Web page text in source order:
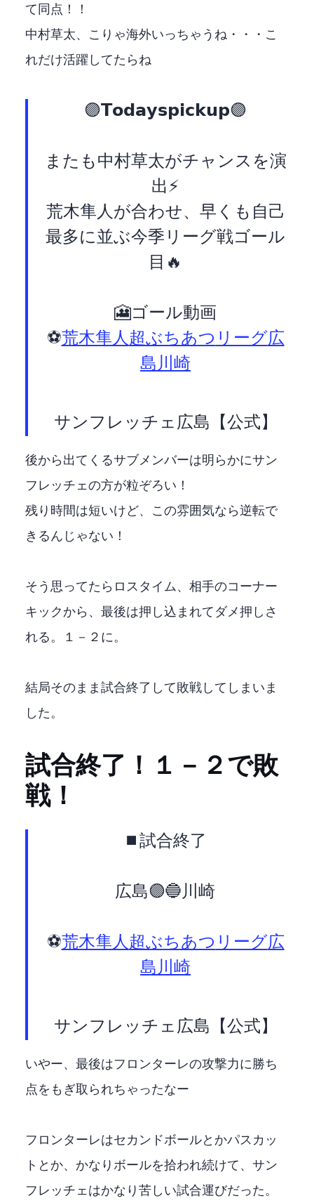
て同点！！
中村草太、こりゃ海外いっちゃうね・・・こ
れだけ活躍してたらね
🟣𝗧𝗼𝗱𝗮𝘆'𝘀 𝗽𝗶𝗰𝗸 𝘂𝗽🟣
またも中村草太がチャンスを演
出⚡️
荒木隼人が合わせ、早くも自己
最多に並ぶ今季リーグ戦3ゴール
目🔥
🎦ゴール動画
⚽️#荒木隼人 #超ぶちあつ #Jリーグ#広
島川崎F
— サンフレッチェ広島【公式】 (@sanfrecce_SFC)
後から出てくるサブメンバーは明らかにサン
フレッチェの方が粒ぞろい！
残り時間は短いけど、この雰囲気なら逆転で
きるんじゃない！
そう思ってたらロスタイム、相手のコーナー
キックから、最後は押し込まれてダメ押しさ
れる。１－２に。
結局そのまま試合終了して敗戦してしまいま
した。
試合終了！１－２で敗
戦！
⏹️試合終了
広島🟣 1-2 🔵川崎F
⚽#荒木隼人 #超ぶちあつ #Jリーグ#広
島川崎F
— サンフレッチェ広島【公式】 (@sanfrecce_SFC)
いやー、最後はフロンターレの攻撃力に勝ち
点をもぎ取られちゃったなー
フロンターレはセカンドボールとかパスカッ
トとか、かなりボールを拾われ続けて、サン
フレッチェはかなり苦しい試合運びだった。